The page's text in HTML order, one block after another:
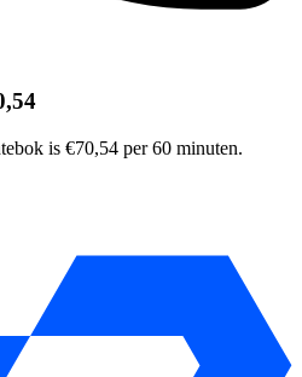
is €70,54 per 60 minuten.